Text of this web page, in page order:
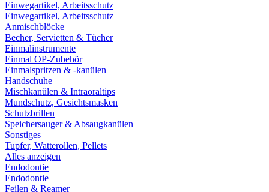
Einwegartikel, Arbeitsschutz
Einwegartikel, Arbeitsschutz
Anmischblöcke
Becher, Servietten & Tücher
Einmalinstrumente
Einmal OP-Zubehör
Einmalspritzen & -kanülen
Handschuhe
Mischkanülen & Intraoraltips
Mundschutz, Gesichtsmasken
Schutzbrillen
Speichersauger & Absaugkanülen
Sonstiges
Tupfer, Watterollen, Pellets
Alles anzeigen
Endodontie
Endodontie
Feilen & Reamer